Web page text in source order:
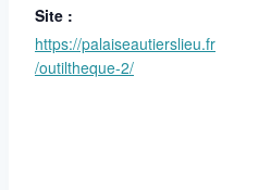
Site :
https://palaiseautierslieu.fr
/outiltheque-2/